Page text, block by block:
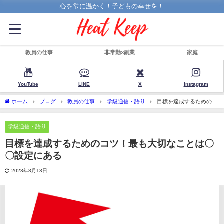
心を常に温かく！子どもの幸せを！
教員の仕事 非常勤×副業 家庭
YouTube LINE X Instagram
ホーム ブログ 教員の仕事 学級通信・語り
目標を達成するためのコ
ツ！最も大切なことは〇〇設定にある
学級通信・語り
目標を達成するためのコツ！最も大切なことは〇
〇設定にある
2023年8月13日